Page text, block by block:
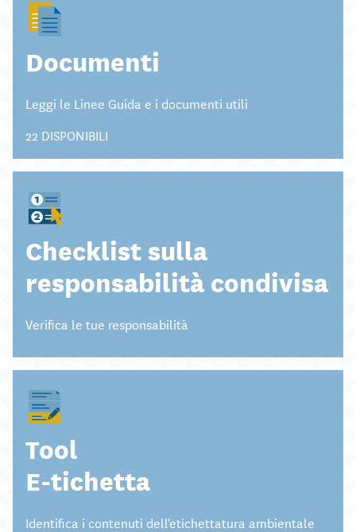
Documenti
Leggi le Linee Guida e i documenti utili
22 DISPONIBILI
Checklist sulla
responsabilità condivisa
Verifica le tue responsabilità
Tool
E-tichetta
Identifica i contenuti dell'etichettatura ambientale